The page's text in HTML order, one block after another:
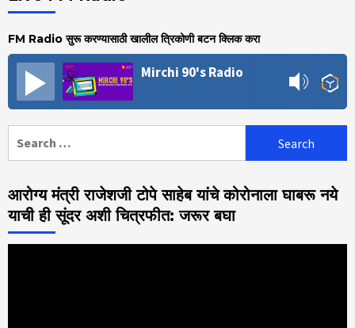
FM Radio सुरू करण्यासाठी खालील त्रिकोणी बटन क्लिक करा
Mirchi 90's Radio
आरोग्य मंत्री राजेशजी टोपे साहेब यांचे कोरोनाला घाबरू नये
याची ही सूंदर अशी चित्रफीत: जरूर बघा